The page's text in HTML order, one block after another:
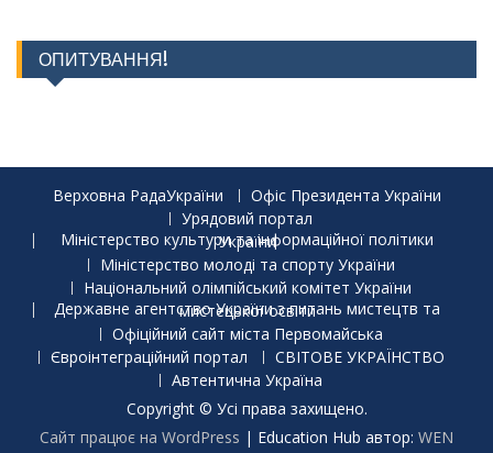
ОПИТУВАННЯ!
Верховна РадаУкраїни
Офіс Президента України
Урядовий портал
Міністерство культури та інформаційної політики України
Міністерство молоді та спорту України
Національний олімпійський комітет України
Державне агентство України з питань мистецтв та мистецької освіти
Офіційний сайт міста Первомайська
Євроінтеграційний портал
СВІТОВЕ УКРАЇНСТВО
Автентична Україна
Copyright © Усі права захищено.
Сайт працює на WordPress | Education Hub автор: WEN